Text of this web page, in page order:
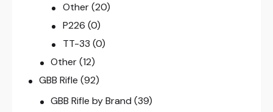
Other (20)
P226 (0)
TT-33 (0)
Other (12)
GBB Rifle (92)
GBB Rifle by Brand (39)